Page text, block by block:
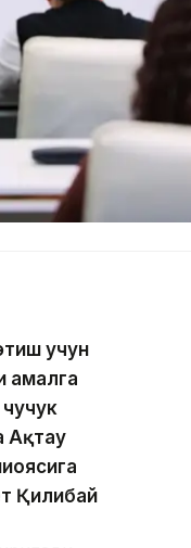
учун
амалга
Ақтау
Қилибай